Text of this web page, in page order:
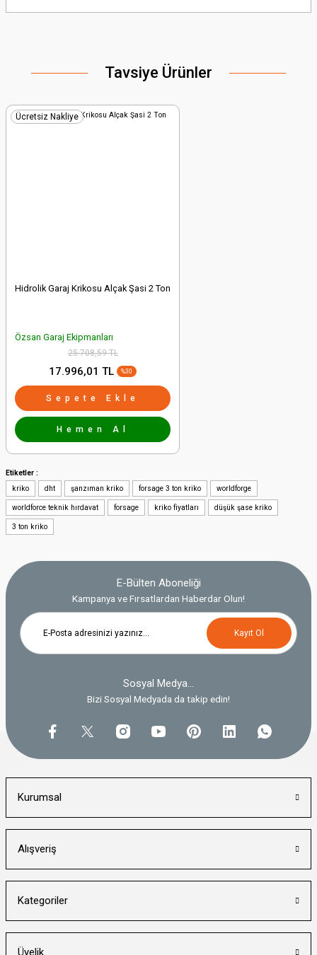
yetersiz gördüğünüz noktaları öneri formunu kullanarak tarafımıza
Ürün resmi kalitesiz, bozuk veya görüntülenemiyor.
Ürün bilgilerinde hatalar bulunuyor.
Tavsiye Ürünler
Ücretsiz Nakliye
Hidrolik Garaj Krikosu Alçak Şasi 2 Ton
Özsan Garaj Ekipmanları
25.708,59 TL
17.996,01 TL %30
Sepete Ekle
Hemen Al
Etiketler :
kriko
dht şanzıman kriko forsage 3 ton kriko worldforge
worldforce teknik hırdavat forsage kriko fiyatları düşük şase kriko
3 ton kriko
E-Bülten Aboneliği
Kampanya ve Fırsatlardan Haberdar Olun!
Kayıt Ol
Sosyal Medya...
Bizi Sosyal Medyada da takip edin!
Kurumsal
Alışveriş
Kategoriler
Üyelik